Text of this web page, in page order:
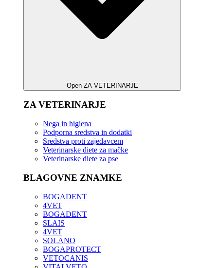
Open ZA VETERINARJE
ZA VETERINARJE
Nega in higiena
Podporna sredstva in dodatki
Sredstva proti zajedavcem
Veterinarske diete za mačke
Veterinarske diete za pse
BLAGOVNE ZNAMKE
BOGADENT
4VET
BOGADENT
SLAIS
4VET
SOLANO
BOGAPROTECT
VETOCANIS